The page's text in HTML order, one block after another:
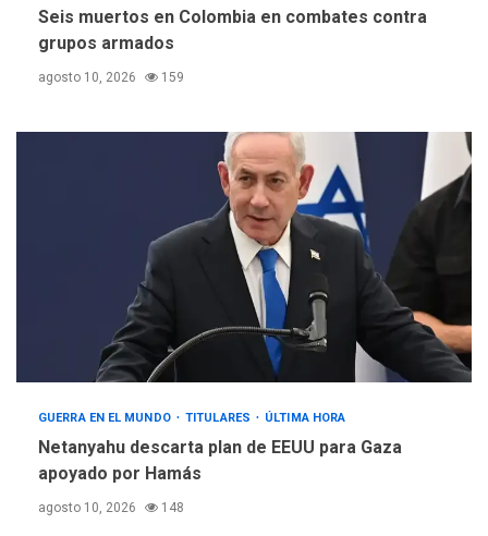
Seis muertos en Colombia en combates contra
grupos armados
agosto 10, 2026 159
GUERRA EN EL MUNDO TITULARES ÚLTIMA HORA
Netanyahu descarta plan de EEUU para Gaza
apoyado por Hamás
agosto 10, 2026 148